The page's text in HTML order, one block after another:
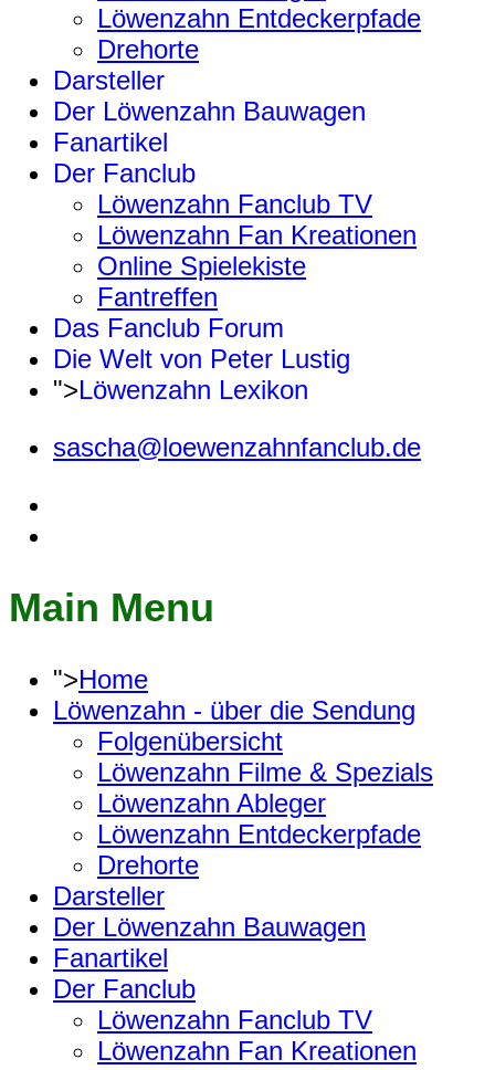
Löwenzahn Entdeckerpfade
Drehorte
Darsteller
Der Löwenzahn Bauwagen
Fanartikel
Der Fanclub
Löwenzahn Fanclub TV
Löwenzahn Fan Kreationen
Online Spielekiste
Fantreffen
Das Fanclub Forum
Die Welt von Peter Lustig
">Löwenzahn Lexikon
sascha@loewenzahnfanclub.de
Main Menu
">Home
Löwenzahn - über die Sendung
Folgenübersicht
Löwenzahn Filme & Spezials
Löwenzahn Ableger
Löwenzahn Entdeckerpfade
Drehorte
Darsteller
Der Löwenzahn Bauwagen
Fanartikel
Der Fanclub
Löwenzahn Fanclub TV
Löwenzahn Fan Kreationen